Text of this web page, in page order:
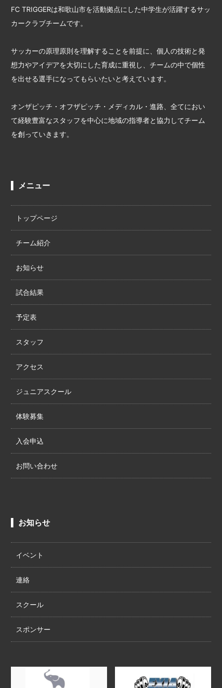
FC TRIGGERは和歌山市を活動拠点にした中学生が活躍するサッ
カークラブチームです。
サッカーの原理原則を理解することを前提に、個人の技術と発
想力やアイデアを大切にした育成に重視し、チームの中で個性
を出せる選手になってもらいたいと考えています。
オンザピッチ・オフザピッチ・メディカル・進路、全てにおい
て経験豊富なスタッフを中心に地域の指導者と協力してチーム
を創っていきます。
メニュー
トップページ
チーム紹介
お知らせ
試合結果
予定表
スタッフ
アクセス
ジュニアスクール
体験募集
入会申込
お問い合わせ
お知らせ
イベント
連絡
スクール
スポンサー